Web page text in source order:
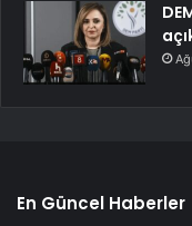
En Güncel Haberler